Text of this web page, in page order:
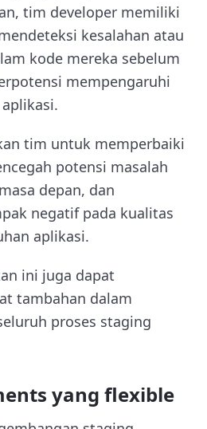
tim developer memiliki
kesalahan atau
kode mereka sebelum
mempengaruhi
tim untuk memperbaiki
potensi masalah
depan, dan
negatif pada kualitas
aplikasi.
ini juga dapat
tambahan dalam
proses staging
yang flexible